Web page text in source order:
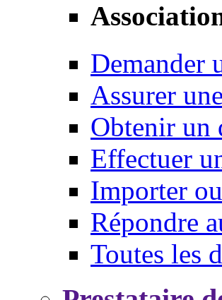
Demander
Assurer
Obtenir un
Effectuer
Importer
Répondre
Toutes les